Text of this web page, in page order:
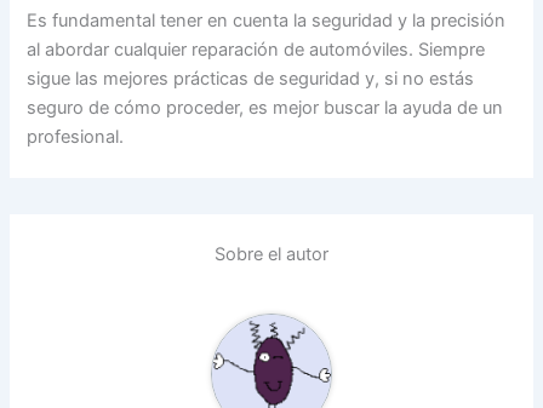
Es fundamental tener en cuenta la seguridad y la precisión
al abordar cualquier reparación de automóviles. Siempre
sigue las mejores prácticas de seguridad y, si no estás
seguro de cómo proceder, es mejor buscar la ayuda de un
profesional.
Sobre el autor